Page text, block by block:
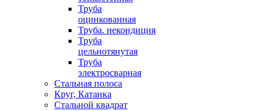
Труба
оцинкованная
Труба. некондиция
Труба
цельнотянутая
Труба
электросварная
Стальная полоса
Круг, Катанка
Стальной квадрат